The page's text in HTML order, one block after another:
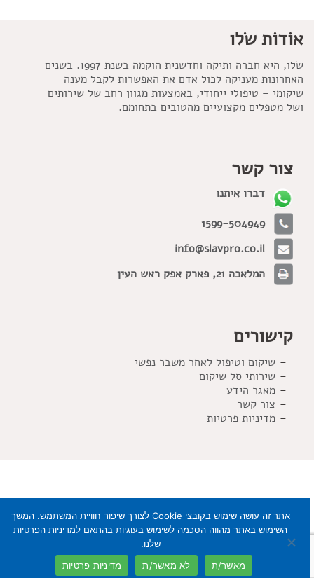
הוסטל וקהילה
תומכת
דיור מוגן
תעסוקה
אוֹדוֹת שׂלו
שׂלו, היא חברה ותיקה וחדשנית הוקמה בשנת 1997. בשנים
האחרונות מעניקה לכול אדם את האפשרות לקבל מענה
שיקומי – טיפולי ייחודי, באמצעות מגוון רחב של שירותים
ושל מטפלים מקצועיים מהטובים בתחומם.
צור קשר
דברו איתנו
1599-504949
info@slavpro.co.il
המלאכה 21, פארק אפק ראש העין
קישורים
שיקום וטיפול לאחר משבר נפשי
שירותי סל שיקום
מאגר הידע
צור קשר
מדיניות פרטיות
אתר זה עושה שימוש בקובצי Cookie לצורך שיפור חוויית המשתמש. המשך
השימוש באתר מהווה הסכמה לשימוש בעוגיות בהתאם למדיניות הפרטיות
שלנו.
מאשר/ת
לא מאשר/ת מדיניות פרטיות